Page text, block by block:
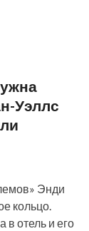
Уэллс
Энди
кольцо.
в отель и его